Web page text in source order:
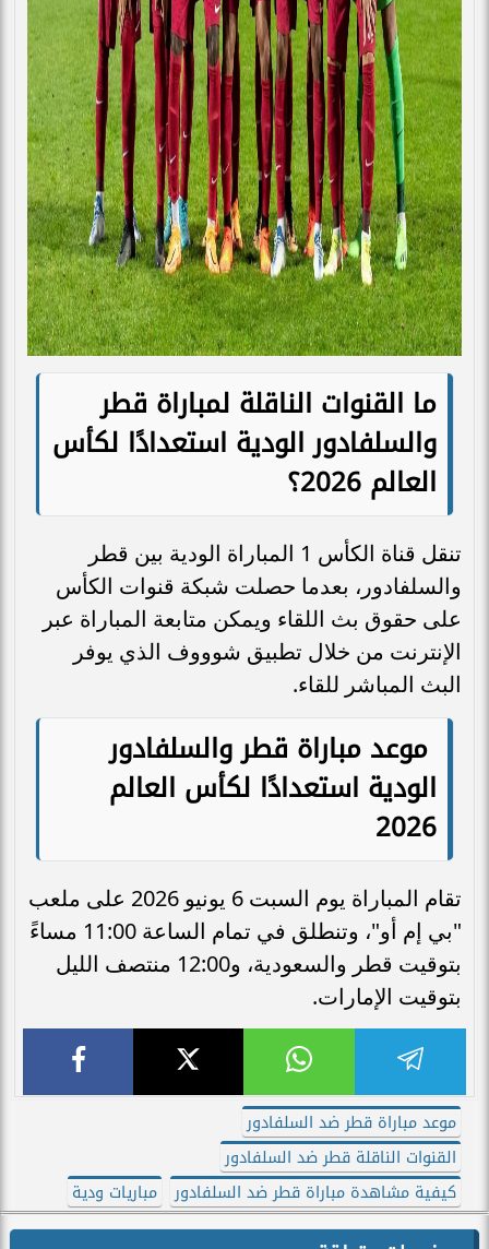
ما القنوات الناقلة لمباراة قطر
والسلفادور الودية استعدادًا لكأس
العالم 2026؟
تنقل قناة الكأس 1 المباراة الودية بين قطر
والسلفادور، بعدما حصلت شبكة قنوات الكأس
على حقوق بث اللقاء ويمكن متابعة المباراة عبر
الإنترنت من خلال تطبيق شوووف الذي يوفر
البث المباشر للقاء.
موعد مباراة قطر والسلفادور
الودية استعدادًا لكأس العالم
2026
تقام المباراة يوم السبت 6 يونيو 2026 على ملعب
"بي إم أو"، وتنطلق في تمام الساعة 11:00 مساءً
بتوقيت قطر والسعودية، و12:00 منتصف الليل
بتوقيت الإمارات.
موعد مباراة قطر ضد السلفادور
القنوات الناقلة قطر ضد السلفادور
كيفية مشاهدة مباراة قطر ضد السلفادور
مباريات ودية